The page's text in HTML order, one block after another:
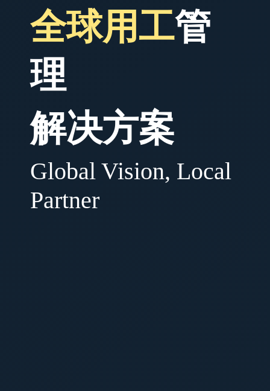
全球用工管
理
解决方案
Global Vision, Local
Partner